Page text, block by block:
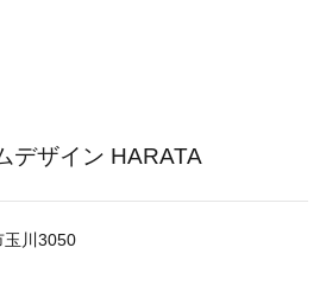
デザイン HARATA
玉川3050